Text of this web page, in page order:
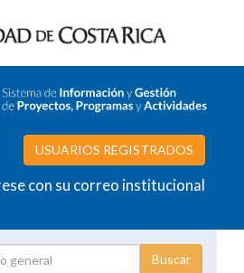
USUARIOS REGISTRADOS
con su correo institucional